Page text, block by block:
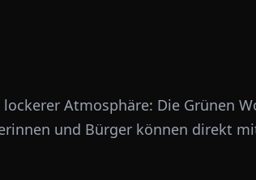
Atmosphäre: Die Grünen
und Bürger können direkt